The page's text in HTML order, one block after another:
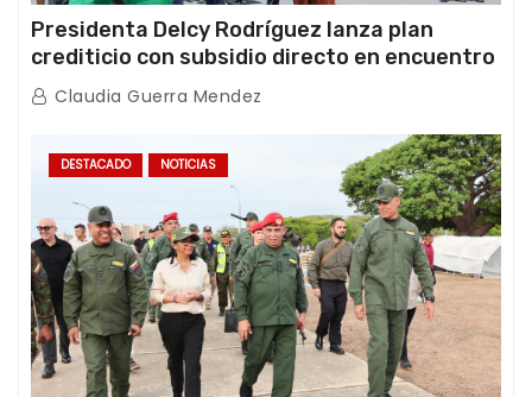
Presidenta Delcy Rodríguez lanza plan
crediticio con subsidio directo en encuentro
con Juntas de Condominio
Claudia Guerra Mendez
DESTACADO NOTICIAS